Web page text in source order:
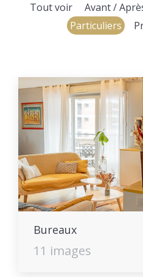
Tout voir Avant /
Particuliers
Bureaux
11 images